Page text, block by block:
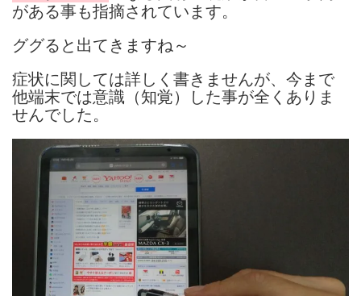
がある事も指摘されています。
ググると出てきますね～
症状に関しては詳しく書きませんが、今まで
他端末では意識（知覚）した事が全くありま
せんでした。